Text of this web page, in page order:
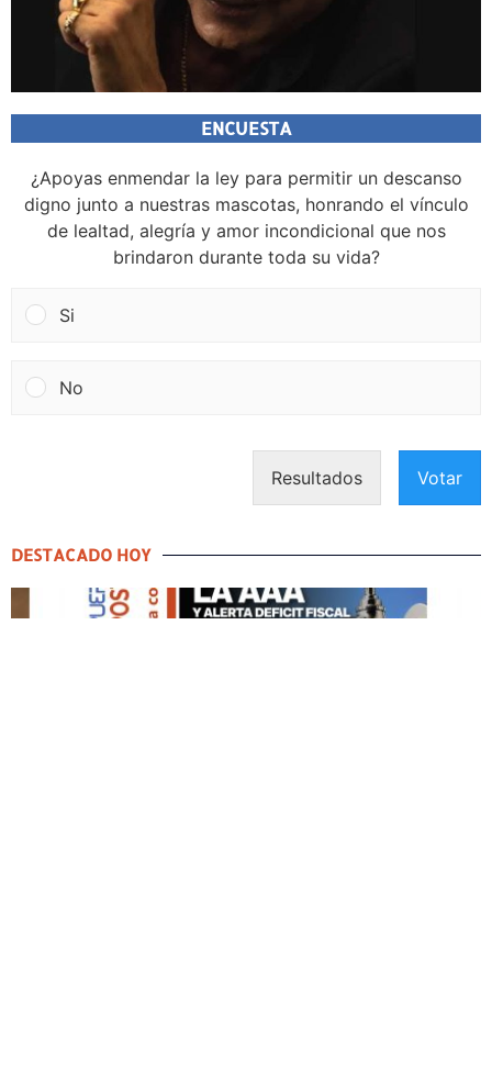
ENCUESTA
¿Apoyas enmendar la ley para permitir un descanso
digno junto a nuestras mascotas, honrando el vínculo
de lealtad, alegría y amor incondicional que nos
brindaron durante toda su vida?
Si
No
Resultados Votar
DESTACADO HOY